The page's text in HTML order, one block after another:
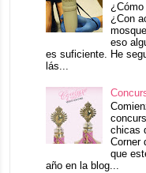
¿Con
eso
es suficiente. He
lás...
chicas
Corner
que
año en la blog...